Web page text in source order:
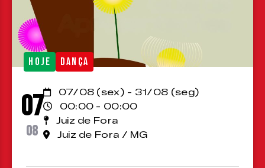
HOJE DANÇA
07
08
07/08 (sex) - 31/08 (seg)
00:00 - 00:00
Juiz de Fora
Juiz de Fora / MG